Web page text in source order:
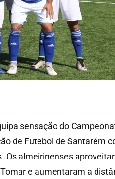
sensação do
de Futebol de Santarém
Os almeirinenses
e aumentaram a